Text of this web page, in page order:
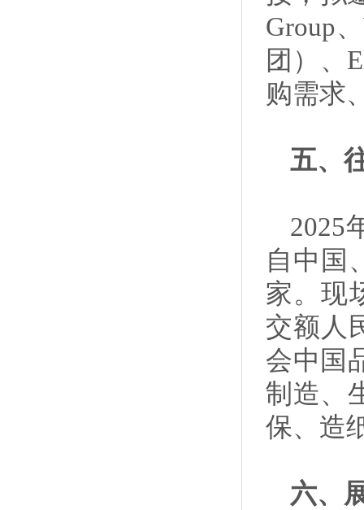
Group
团）、
购需求
五、
2025
自中国
家。现
交额人
会中国
制造、
保、造
六、